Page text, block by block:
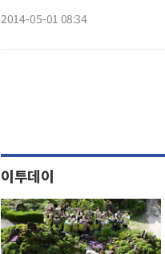
2014-05-01 08:34
이투데이